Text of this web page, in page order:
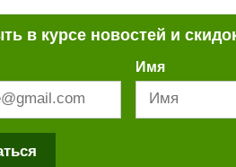
в курсе новостей и
Имя